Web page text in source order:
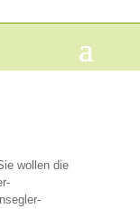
wollen die